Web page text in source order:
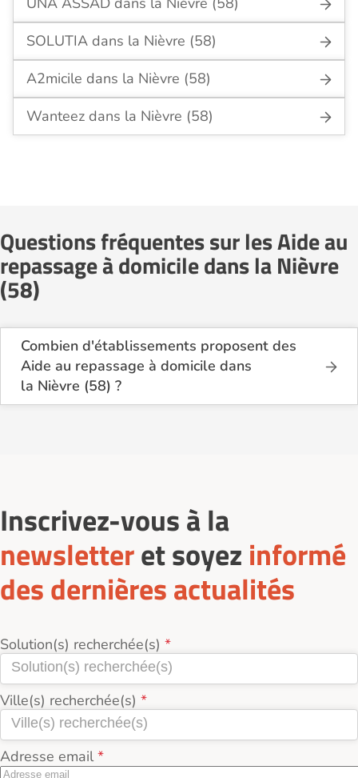
SOLUTIA dans la Nièvre (58)
A2micile dans la Nièvre (58)
Wanteez dans la Nièvre (58)
Questions fréquentes sur les Aide au
repassage à domicile dans la Nièvre
(58)
Combien d'établissements proposent des
Aide au repassage à domicile dans
la Nièvre (58) ?
Sur le site Logement-seniors.com, on recense
Inscrivez-vous à la
newsletteret soyez informé
des dernières actualités
Solution(s) recherchée(s)
Ville(s) recherchée(s)
Adresse email